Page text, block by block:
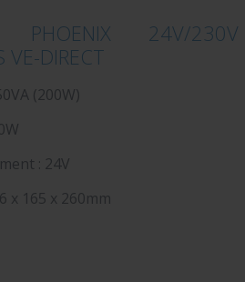
PHOENIX 24V/230V
DIRECT
(200W)
: 24V
x 165 x 260mm